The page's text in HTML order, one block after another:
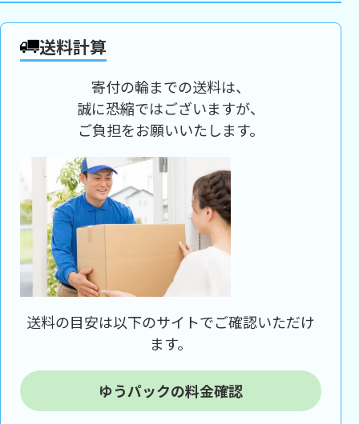
送料計算
寄付の輪までの送料は、
誠に恐縮ではございますが、
ご負担をお願いいたします。
送料の目安は以下のサイトでご確認いただけ
ます。
ゆうパックの料金確認